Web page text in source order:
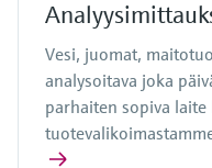
Vesi, juomat,
analysoitava joka
parhaiten sopiva laite